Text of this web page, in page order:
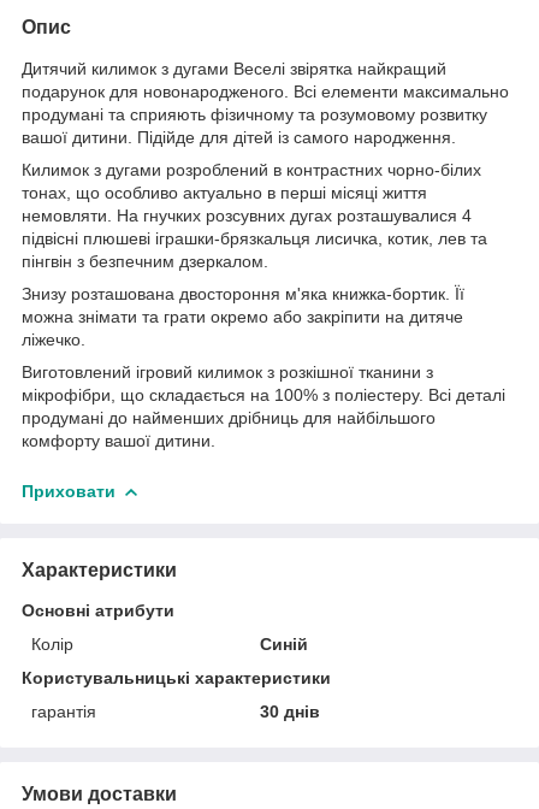
Опис
Дитячий килимок з дугами Веселі звірятка найкращий
подарунок для новонародженого. Всі елементи максимально
продумані та сприяють фізичному та розумовому розвитку
вашої дитини. Підійде для дітей із самого народження.
Килимок з дугами розроблений в контрастних чорно-білих
тонах, що особливо актуально в перші місяці життя
немовляти. На гнучких розсувних дугах розташувалися 4
підвісні плюшеві іграшки-брязкальця лисичка, котик, лев та
пінгвін з безпечним дзеркалом.
Знизу розташована двостороння м'яка книжка-бортик. Її
можна знімати та грати окремо або закріпити на дитяче
ліжечко.
Виготовлений ігровий килимок з розкішної тканини з
мікрофібри, що складається на 100% з поліестеру. Всі деталі
продумані до найменших дрібниць для найбільшого
комфорту вашої дитини.
Приховати
Характеристики
Основні атрибути
Колір
Синій
Користувальницькі характеристики
гарантія
30 днів
Умови доставки